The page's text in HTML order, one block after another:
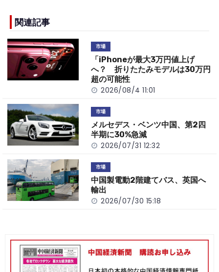
e
b
o
o
k
n
k
関連記事
市場
「iPhoneが最大3万円値上げ
へ？ 折りたたみモデルは30万円
超の可能性
2026/08/4 11:01
市場
メルセデス・ベンツ中国、第2四
半期に30%急減
2026/07/31 12:32
市場
中国製電動2階建てバス、英国へ
輸出
2026/07/30 15:18